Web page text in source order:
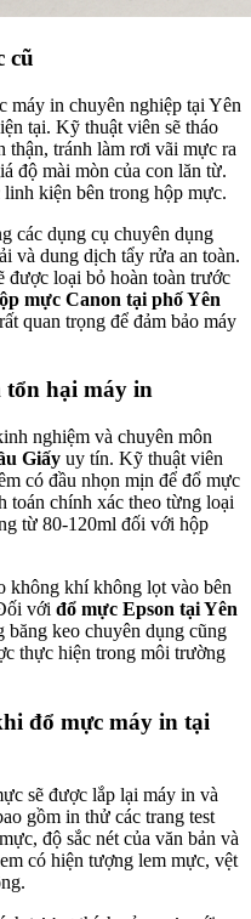
cũ
máy in chuyên nghiệp tại Yên
tại. Kỹ thuật viên sẽ tháo
thận, tránh làm rơi vãi mực ra
độ mài mòn của con lăn từ.
linh kiện bên trong hộp mực.
các dụng cụ chuyên dụng
và dung dịch tẩy rửa an toàn.
được loại bỏ hoàn toàn trước
mực Canon tại phố Yên
quan trọng để đảm bảo máy
hại máy in
nghiệm và chuyên môn
Giấy uy tín. Kỹ thuật viên
có đầu nhọn mịn để đổ mực
chính xác theo từng loại
từ 80-120ml đối với hộp
không khí không lọt vào bên
với đổ mực Epson tại Yên
băng keo chuyên dụng cũng
thực hiện trong môi trường
đổ mực máy in tại
sẽ được lắp lại máy in và
gồm in thử các trang test
độ sắc nét của văn bản và
có hiện tượng lem mực, vệt